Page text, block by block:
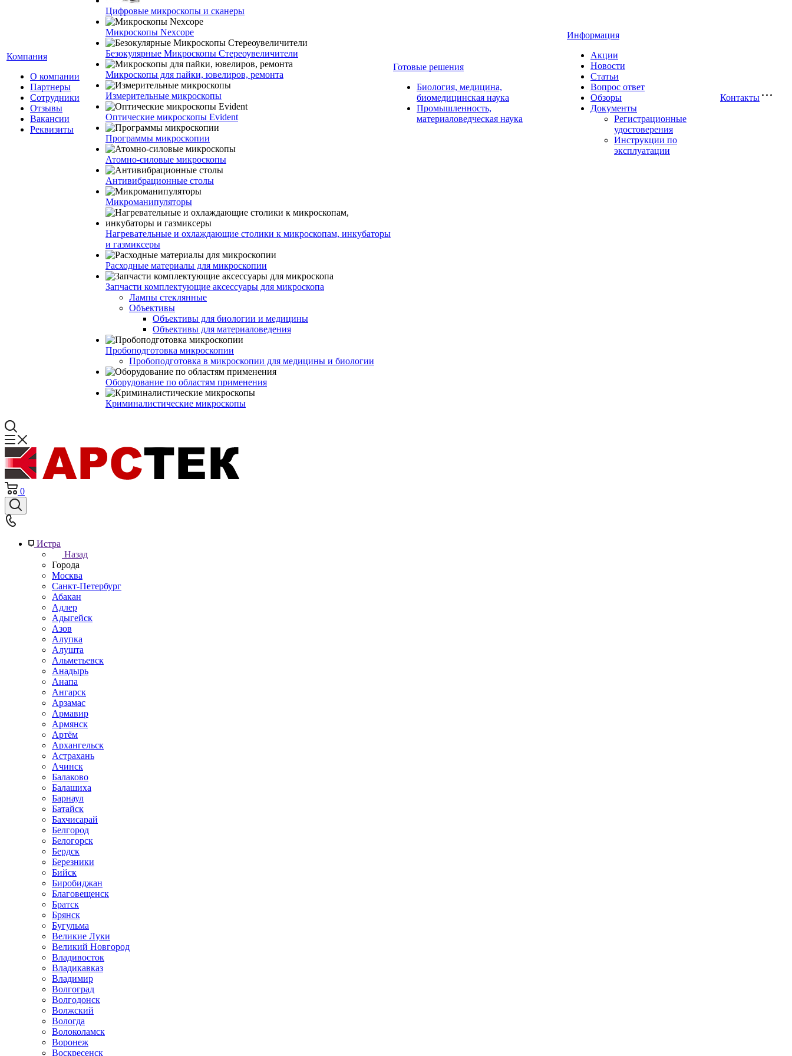
Компания
О компании
Партнеры
Сотрудники
Отзывы
Вакансии
Реквизиты
Цифровые микроскопы и сканеры
Микроскопы Nexcope
Безокулярные Микроскопы Стереоувеличители
Микроскопы для пайки, ювелиров, ремонта
Измерительные микроскопы
Оптические микроскопы Evident
Программы микроскопии
Атомно-силовые микроскопы
Антивибрационные столы
Микроманипуляторы
Нагревательные и охлаждающие столики к микроскопам, инкубаторы
и газмиксеры
Расходные материалы для микроскопии
Запчасти комплектующие аксессуары для микроскопа
Лампы стеклянные
Объективы
Объективы для биологии и медицины
Объективы для материаловедения
Пробоподготовка микроскопии
Пробоподготовка в микроскопии для медицины и биологии
Оборудование по областям применения
Криминалистические микроскопы
Готовые решения
Биология, медицина,
биомедицинская наука
Промышленность,
материаловедческая наука
Информация
Акции
Новости
Статьи
Вопрос ответ
Обзоры
Документы
Регистрационные
удостоверения
Инструкции по
эксплуатации
Контакты
0
Истра
Назад
Города
Москва
Санкт-Петербург
Абакан
Адлер
Адыгейск
Азов
Алупка
Алушта
Альметьевск
Анадырь
Анапа
Ангарск
Арзамас
Армавир
Армянск
Артём
Архангельск
Астрахань
Ачинск
Балаково
Балашиха
Барнаул
Батайск
Бахчисарай
Белгород
Белогорск
Бердск
Березники
Бийск
Биробиджан
Благовещенск
Братск
Брянск
Бугульма
Великие Луки
Великий Новгород
Владивосток
Владикавказ
Владимир
Волгоград
Волгодонск
Волжский
Вологда
Волоколамск
Воронеж
Воскресенск